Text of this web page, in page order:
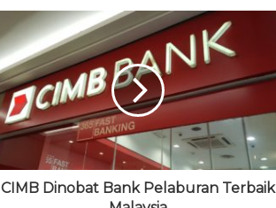
CIMB Dinobat Bank Pelaburan Terbaik